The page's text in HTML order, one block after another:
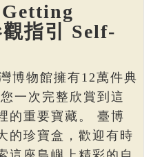
Getting
指引 Self-
博物館擁有12萬件典
一次完整欣賞到這
的重要寶藏。 臺博
的珍寶盒，歡迎有時